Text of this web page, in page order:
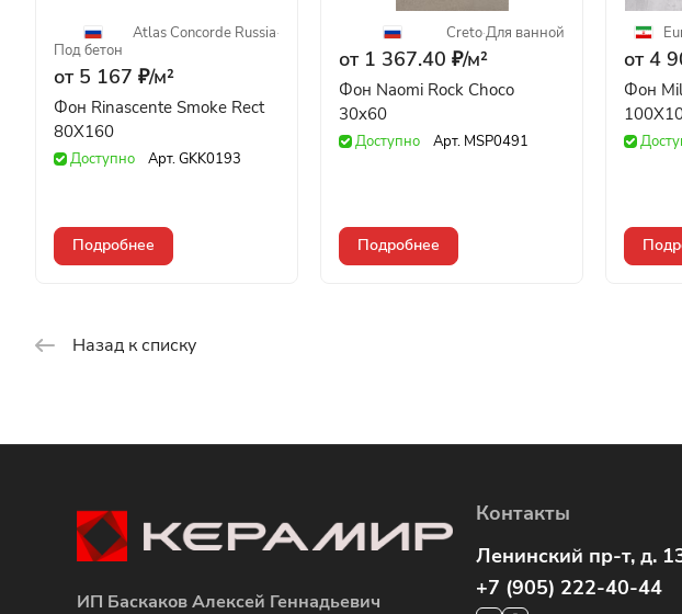
Atlas Concorde Russia·
Под бетон
от 5 167 ₽/м²
Фон Rinascente Smoke Rect
80X160
Доступно Арт.GKK0193
Подробнее
Creto·Для ванной
от 1 367.40 ₽/м²
Фон Naomi Rock Choco
30x60
Доступно Арт. MSP0491
Подробнее
от 4
Фон
Назад к списку
ИП Баскаков Алексей Геннадьевич
Контакты
Ленинский пр-т, д.
+7 (905) 222-40-44